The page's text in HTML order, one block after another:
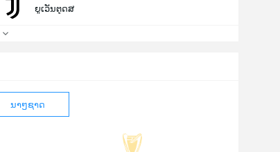
ຍູເວັນຕຸດສ
ນາໆຊາດ